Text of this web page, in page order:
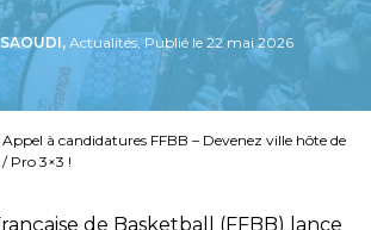
Actualités, Publié le 22 mai 2026
Appel à candidatures FFBB – Devenez ville hôte de
Pro 3×3 !
de Basketball (FFBB) lance